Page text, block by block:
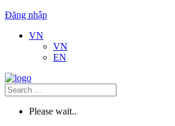
Đăng nhập
VN
VN
EN
Please wait..